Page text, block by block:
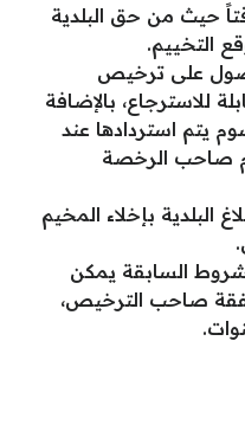
حيث من حق البلدية
التخييم.
على ترخيص
للاسترجاع، بالإضافة
يتم استردادها عند
صاحب الرخصة
البلدية بإخلاء المخيم
السابقة يمكن
نفقة صاحب الترخيص،